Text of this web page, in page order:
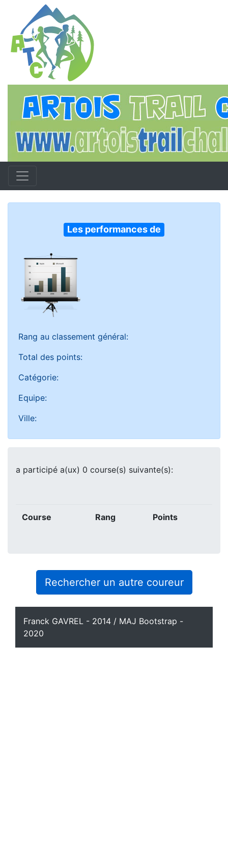
Les performances de
Rang au classement général:
Total des points:
Catégorie:
Equipe:
Ville:
a participé a(ux) 0 course(s) suivante(s):
Course Rang Points
Rechercher un autre coureur
Franck GAVREL - 2014 / MAJ Bootstrap -
2020